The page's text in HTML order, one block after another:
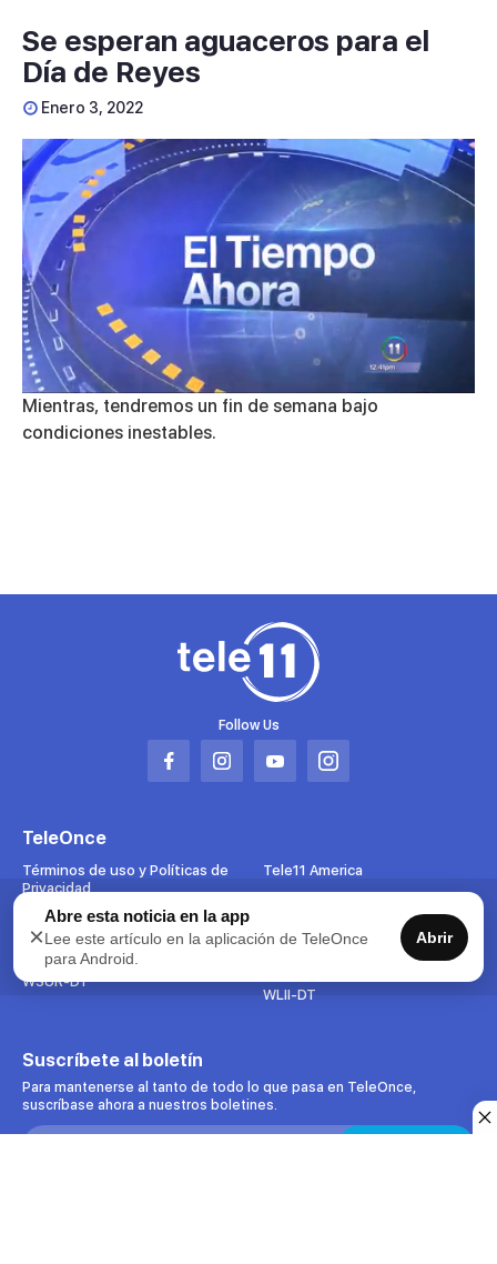
Se esperan aguaceros para el
Día de Reyes
Enero 3, 2022
Mientras, tendremos un fin de semana bajo
condiciones inestables.
Follow Us
Abrir
pestaña
Abrir
pestaña
Abrir
pestaña
Abrir
pestaña
TeleOnce
Términos de uso y Políticas de
Privacidad
Contáctenos
WOLE-DT
WSUR-DT
Tele11 America
Empleos
WLII-DT
Suscríbete al boletín
Para mantenerse al tanto de todo lo que pasa en TeleOnce,
suscríbase ahora a nuestros boletines.
Search:
×
Abre esta noticia en la app
Lee este artículo en la aplicación de TeleOnce
para Android.
Abrir